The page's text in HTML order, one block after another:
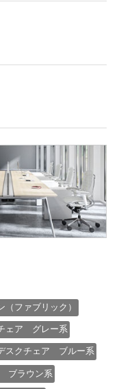
ファブリック）
ェア グレー系
スクチェア ブルー系
ブラウン系